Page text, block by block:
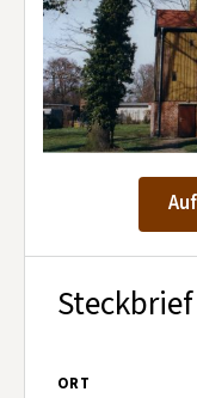
Infobrief abonnieren
Kontakt aufnehmen
Mitglied werden
Über uns
Steckbrief
ORT